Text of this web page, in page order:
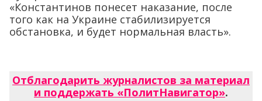
«Константинов понесет наказание, после
того как на Украине стабилизируется
обстановка, и будет нормальная власть».
Отблагодарить журналистов за материал
и поддержать «ПолитНавигатор».